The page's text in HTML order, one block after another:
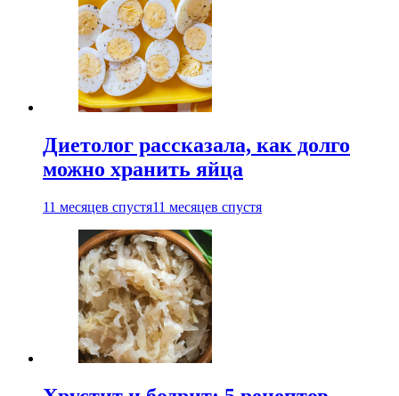
Диетолог рассказала, как долго
можно хранить яйца
11 месяцев спустя11 месяцев спустя